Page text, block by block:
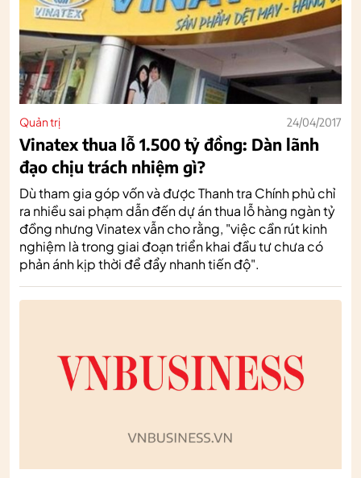
Quản trị 24/04/2017
Vinatex thua lỗ 1.500 tỷ đồng: Dàn lãnh
đạo chịu trách nhiệm gì?
Dù tham gia góp vốn và được Thanh tra Chính phủ chỉ
ra nhiều sai phạm dẫn đến dự án thua lỗ hàng ngàn tỷ
đồng nhưng Vinatex vẫn cho rằng, "việc cần rút kinh
nghiệm là trong giai đoạn triển khai đầu tư chưa có
phản ánh kịp thời để đẩy nhanh tiến độ".